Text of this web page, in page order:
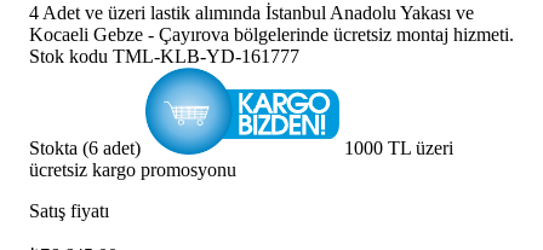
4 Adet ve üzeri lastik alımında İstanbul Anadolu Yakası ve
Kocaeli Gebze - Çayırova bölgelerinde ücretsiz montaj hizmeti.
Stok kodu TML-KLB-YD-161777
Stokta (6 adet)
1000 TL üzeri
ücretsiz kargo promosyonu
Satış fiyatı